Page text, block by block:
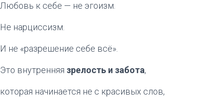
Любовь к себе — не эгоизм.
Не нарциссизм.
И не «разрешение себе всё».
Это внутренняя зрелость и забота,
которая начинается не с красивых слов,